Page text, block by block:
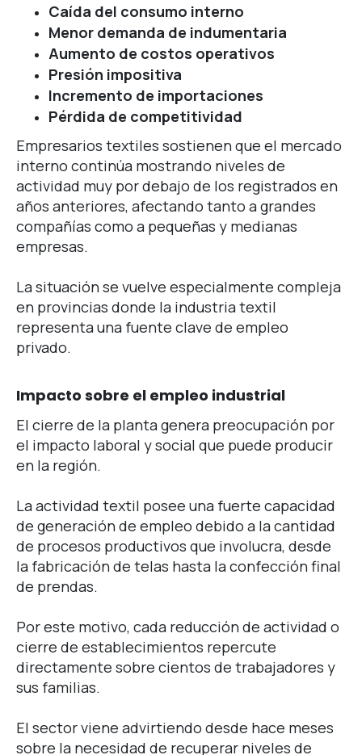
Caída del consumo interno
Menor demanda de indumentaria
Aumento de costos operativos
Presión impositiva
Incremento de importaciones
Pérdida de competitividad
Empresarios textiles sostienen que el mercado
interno continúa mostrando niveles de
actividad muy por debajo de los registrados en
años anteriores, afectando tanto a grandes
compañías como a pequeñas y medianas
empresas.
La situación se vuelve especialmente compleja
en provincias donde la industria textil
representa una fuente clave de empleo
privado.
Impacto sobre el empleo industrial
El cierre de la planta genera preocupación por
el impacto laboral y social que puede producir
en la región.
La actividad textil posee una fuerte capacidad
de generación de empleo debido a la cantidad
de procesos productivos que involucra, desde
la fabricación de telas hasta la confección final
de prendas.
Por este motivo, cada reducción de actividad o
cierre de establecimientos repercute
directamente sobre cientos de trabajadores y
sus familias.
El sector viene advirtiendo desde hace meses
sobre la necesidad de recuperar niveles de